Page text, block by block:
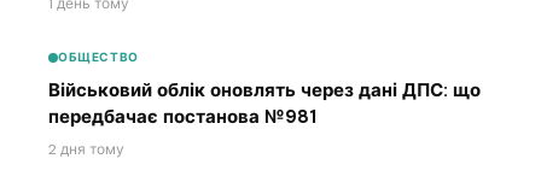
ОБЩЕСТВО
Військовий облік оновлять через дані ДПС: що
передбачає постанова №981
2 дня тому